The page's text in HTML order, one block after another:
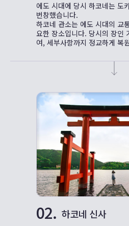
에도 시대에 당시 하코네는 도
번창했습니다.
하코네 관소는 에도 시대의 교
요한 장소입니다. 당시의 장인
여, 세부사항까지 정교하게 복
02. 하코네 신사